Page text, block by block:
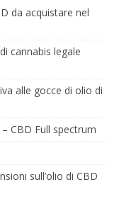
da acquistare nel
cannabis legale
alle gocce di olio di
CBD Full spectrum
sull’olio di CBD